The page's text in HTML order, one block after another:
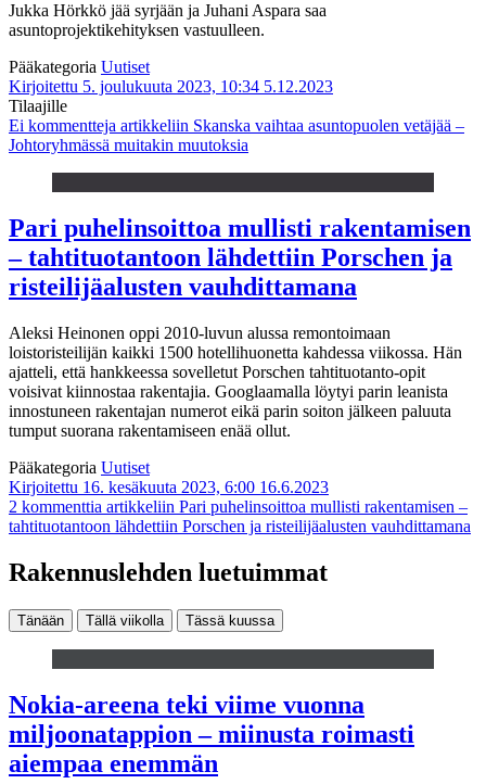
Jukka Hörkkö jää syrjään ja Juhani Aspara saa
asuntoprojektikehityksen vastuulleen.
Pääkategoria Uutiset
Kirjoitettu 5. joulukuuta 2023, 10:34 5.12.2023
Tilaajille
Ei kommentteja artikkeliin Skanska vaihtaa asuntopuolen vetäjää –
Johtoryhmässä muitakin muutoksia
Pari puhelinsoittoa mullisti rakentamisen
– tahtituotantoon lähdettiin Porschen ja
risteilijäalusten vauhdittamana
Aleksi Heinonen oppi 2010-luvun alussa remontoimaan
loistoristeilijän kaikki 1500 hotellihuonetta kahdessa viikossa. Hän
ajatteli, että hankkeessa sovelletut Porschen tahtituotanto-opit
voisivat kiinnostaa rakentajia. Googlaamalla löytyi parin leanista
innostuneen rakentajan numerot eikä parin soiton jälkeen paluuta
tumput suorana rakentamiseen enää ollut.
Pääkategoria Uutiset
Kirjoitettu 16. kesäkuuta 2023, 6:00 16.6.2023
2 kommenttia artikkeliin Pari puhelinsoittoa mullisti rakentamisen –
tahtituotantoon lähdettiin Porschen ja risteilijäalusten vauhdittamana
Rakennuslehden luetuimmat
Tänään Tällä viikolla Tässä kuussa
Nokia-areena teki viime vuonna
miljoonatappion – miinusta roimasti
aiempaa enemmän